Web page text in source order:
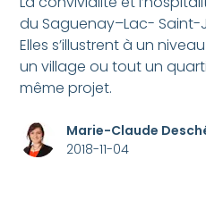
du Saguenay–Lac-
Elles s’illustrent à un
un village ou tout un
même projet.
Marie-Claude
2018-11-04